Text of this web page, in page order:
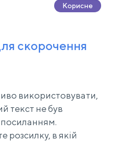
Корисне
скорочення
використовувати,
текст не був
розсилку, в якій